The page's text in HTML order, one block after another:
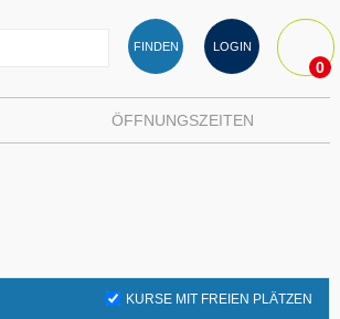
ÖFFNUNGSZEITEN
0
LOGIN
FINDEN
KURSE MIT FREIEN PLÄTZEN